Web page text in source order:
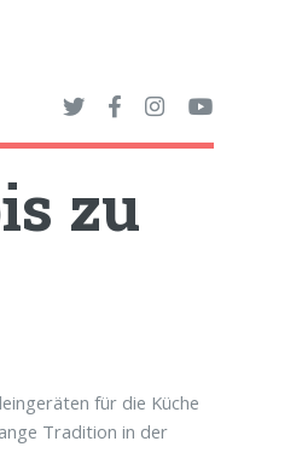
zu
für die Küche
Tradition in der